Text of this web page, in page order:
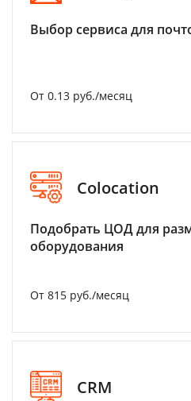
Выбор сервиса для
От 0.13 руб./месяц
Colocation
Подобрать ЦОД для
оборудования
От 815 руб./месяц
CRM